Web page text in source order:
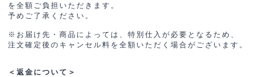
を全額ご負担いただきます。
予めご了承ください。
※お届け先・商品によっては、特別仕入が必要となるため、
注文確定後のキャンセル料を全額いただく場合がございます。
＜返金について＞